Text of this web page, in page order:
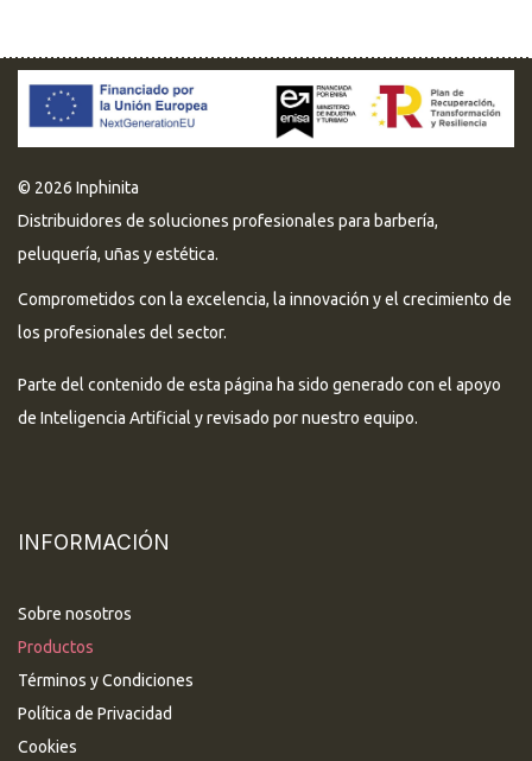
© 2026 Inphinita
Distribuidores de soluciones profesionales para barbería,
peluquería, uñas y estética.
Comprometidos con la excelencia, la innovación y el crecimiento de
los profesionales del sector.
Parte del contenido de esta página ha sido generado con el apoyo
de Inteligencia Artificial y revisado por nuestro equipo.
INFORMACIÓN
Sobre nosotros
Productos
Términos y Condiciones
Política de Privacidad
Cookies